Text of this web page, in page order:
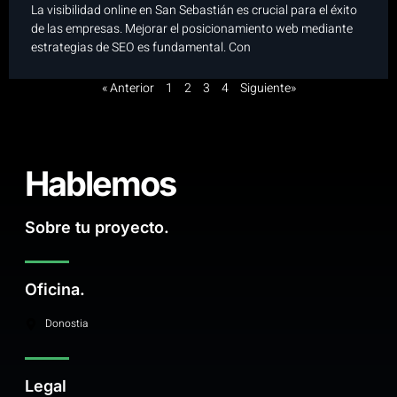
La visibilidad online en San Sebastián es crucial para el éxito
de las empresas. Mejorar el posicionamiento web mediante
estrategias de SEO es fundamental. Con
« Anterior 1 2 3 4 Siguiente»
Hablemos
Sobre tu proyecto.
Oficina.
Donostia
Legal